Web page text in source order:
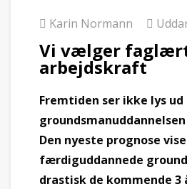
Karin Normann
Vi vælger
arbejdskraft
Fremtiden ser ikke lys
Den nyeste prognose
færdiguddannede
drastisk de kommende 3